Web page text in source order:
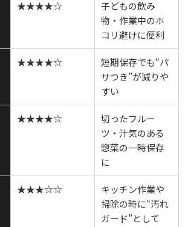
★★★★☆
子どもの飲み
物・作業中のホ
コリ避けに便利
★★★★☆
短期保存でも“パ
サつき”が減りや
すい
★★★★☆
切ったフルー
ツ・汁気のある
惣菜の一時保存
に
★★★☆☆
キッチン作業や
掃除の時に“汚れ
ガード”として